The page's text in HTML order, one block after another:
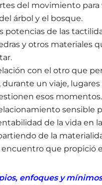
del movimiento
árbol y el bosque.
potencias de las
y otros materiales
con el otro que
durante un viaje,
esos momentos.
sensible
de la vida en
de la
encuentro que propició
enfoques y